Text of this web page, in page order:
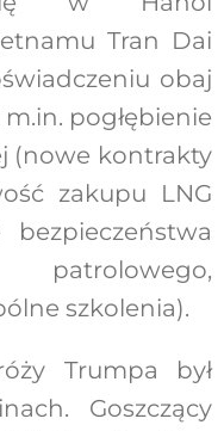
Tran Dai
obaj
pogłębienie
(nowe kontrakty
zakupu LNG
patrolowego,
szkolenia).
Trumpa był
Goszczący